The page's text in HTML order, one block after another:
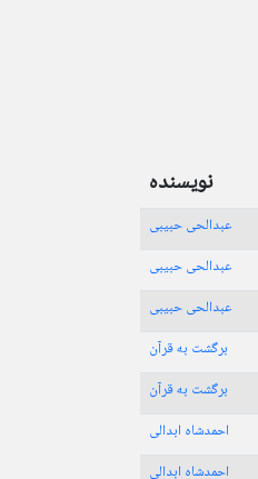
نویسنده
عبدالحی حبیبی
عبدالحی حبیبی
عبدالحی حبیبی
برگشت به قرآن
برگشت به قرآن
احمدشاه ابدالی
احمدشاه ابدالی